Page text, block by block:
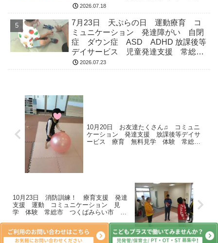
ス 児童発達支援 常総市 つくばみ
2026.07.18
7月23日 天ぷらの日 運動療育 コ
ミュニケーション 発達障がい 自閉
症 ダウン症 ASD ADHD 放課後等
デイサービス 児童発達支援 常総
市 つくばみらい市 坂東市 守谷市
2026.07.23
10月20日 お友達たくさん♫ コミュニ
ケーション 発達支援 放課後等デイサ
ービス 療育 無料見学 体験 常総
10月23日 消防訓練！ 療育支援 発達
支援 運動 コミュニケーション 見
学 体験 常総市 つくばみらい市 下